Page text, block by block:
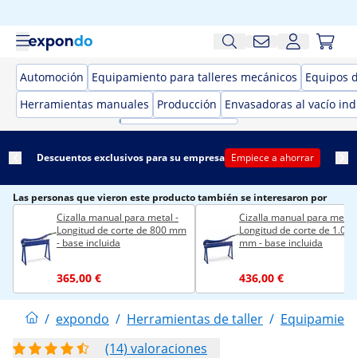
Automoción Equipamiento para talleres mecánicos
Equipos
Herramientas manuales
Producción Envasadoras al vacío
Descuentos exclusivos para su empresa Empiece a ahorrar
Las personas que vieron este producto también se interesaron por
Cizalla manual para metal -
Longitud de corte de 800 mm
- base incluida
365,00 €
Cizalla manual para metal
Longitud de corte de 1.000
mm - base incluida
436,00 €
/ expondo / Herramientas de taller /
(14) valoraciones